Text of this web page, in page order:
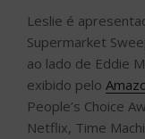
Leslie é
Supermarket
ao lado de Eddie
exibido pelo
People’s Choice
Netflix, Time